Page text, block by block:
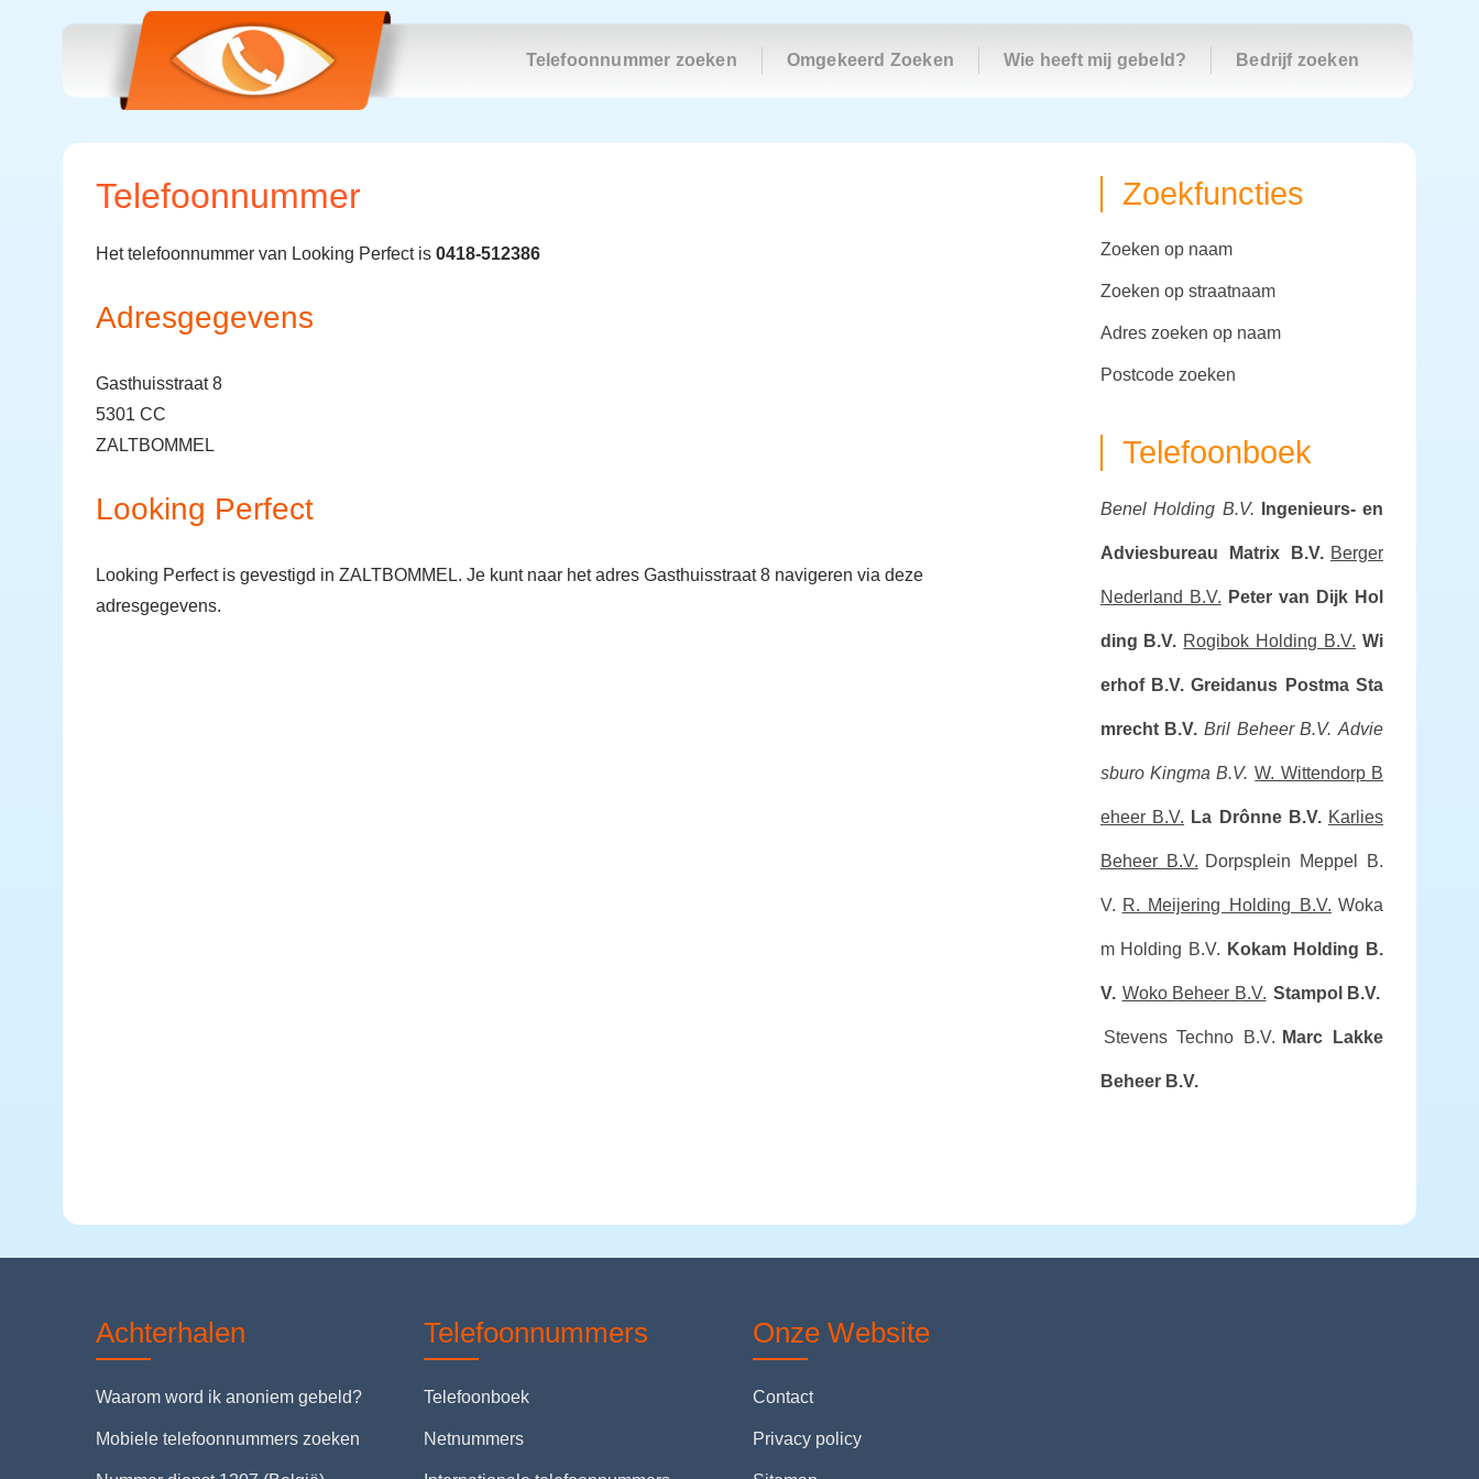
Telefoonnummer zoeken Omgekeerd Zoeken Wie heeft mij gebeld? Bedrijf zoeken
Telefoonnummer
Het telefoonnummer van Looking Perfect is 0418-512386
Adresgegevens
Gasthuisstraat 8
5301 CC
ZALTBOMMEL
Looking Perfect
Looking Perfect is gevestigd in ZALTBOMMEL. Je kunt naar het adres Gasthuisstraat 8 navigeren via deze
adresgegevens.
Zoekfuncties
zoeken op naam
zoeken op straatnaam
adres zoeken op naam
postcode zoeken
Telefoonboek
Benel Holding B.V. Ingenieurs- en
Adviesbureau Matrix B.V. Berger
Nederland B.V. Peter van Dijk Hol
ding B.V. Rogibok Holding B.V. Wi
erhof B.V. Greidanus Postma Sta
mrecht B.V. Bril Beheer B.V. Advie
sburo Kingma B.V. W. Wittendorp B
eheer B.V. La Drônne B.V. Karlies
Beheer B.V. Dorpsplein Meppel B.
V. R. Meijering Holding B.V. Woka
m Holding B.V. Kokam Holding B.
V. Woko Beheer B.V. Stampol B.V.
Stevens Techno B.V. Marc Lakke
Beheer B.V.
Achterhalen
Waarom word ik anoniem gebeld?
Mobiele telefoonnummers zoeken
Telefoonnummers
Telefoonboek
Netnummers
Onze Website
Contact
Privacy policy